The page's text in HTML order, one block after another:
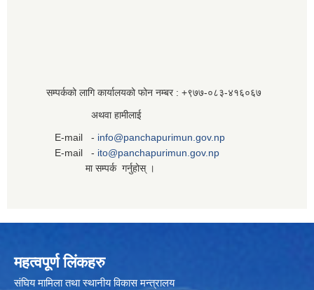
सम्पर्कको लागि कार्यालयको फोन नम्बर : +९७७-०८३‍-४१६०६७
अथवा हामीलाई
E-mail - info@panchapurimun.gov.np
E-mail - ito@panchapurimun.gov.np
मा सम्पर्क गर्नुहोस् ।
महत्वपूर्ण लिंकहरु
संघिय मामिला तथा स्थानीय विकास मन्त्रालय